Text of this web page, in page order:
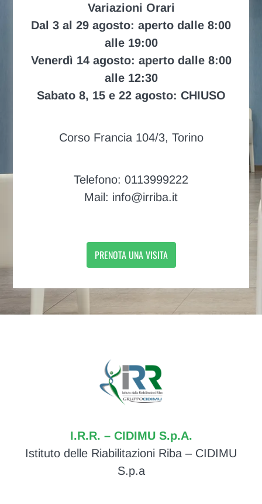
Variazioni Orari
Dal 3 al 29 agosto: aperto dalle 8:00
alle 19:00
Venerdì 14 agosto: aperto dalle 8:00
alle 12:30
Sabato 8, 15 e 22 agosto: CHIUSO
Corso Francia 104/3, Torino
Telefono: 0113999222
Mail: info@irriba.it
PRENOTA UNA VISITA
I.R.R. – CIDIMU S.p.A.
Istituto delle Riabilitazioni Riba – CIDIMU
S.p.a